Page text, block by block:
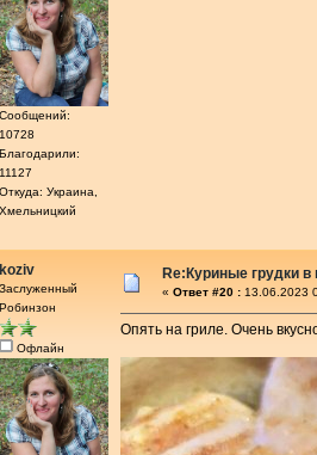
Сообщений:
10728
Благодарили:
11127
Откуда: Украина,
Хмельницкий
koziv
Заслуженный
Робинзон
Офлайн
Re:Куриные грудки
« Ответ #20 : 13.06.2023
Опять на гриле. Очень